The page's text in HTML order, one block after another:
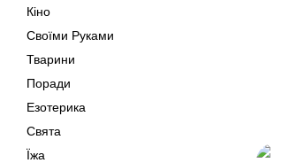
Кіно
Своїми Руками
Тварини
Поради
Езотерика
Свята
Їжа